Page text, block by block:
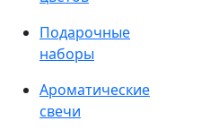
Подарочные
наборы
Ароматические
свечи